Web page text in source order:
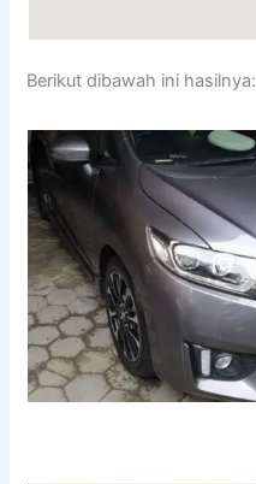
Berikut dibawah ini hasilnya: